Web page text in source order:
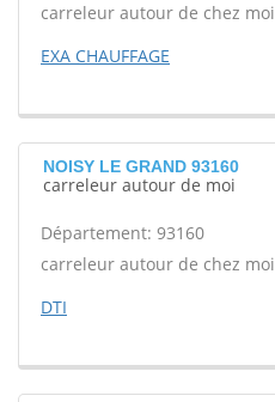
carreleur autour de chez moi
EXA CHAUFFAGE
NOISY LE GRAND 93160
carreleur autour de moi
Département: 93160
carreleur autour de chez moi
DTI